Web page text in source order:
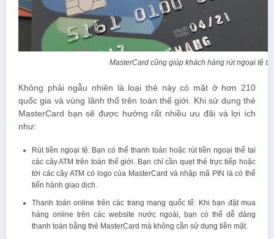
MasterCard cũng giúp khách hàng rút ngoại tệ
Không phải ngẫu nhiên là loại thẻ này có mặt ở hơn 210
quốc gia và vùng lãnh thổ trên toàn thế giới. Khi sử dụng thẻ
MasterCard bạn sẽ được hưởng rất nhiều ưu đãi và lợi ích
như:
Rút tiền ngoại tệ: Bạn có thể thanh toán hoặc rút tiền ngoại thể tại
các cây ATM trên toàn thế giới. Bạn chỉ cần quẹt thẻ trực tiếp hoặc
tới các cây ATM có logo của MasterCard và nhập mã PIN là có thể
tiến hành giao dịch.
Thanh toán online trên các trang mạng quốc tế: Khi bạn đặt mua
hàng online trên các website nước ngoài, bạn có thể dễ dàng
thanh toán bằng thẻ MasterCard mà không cần sử dụng tiền mặt.